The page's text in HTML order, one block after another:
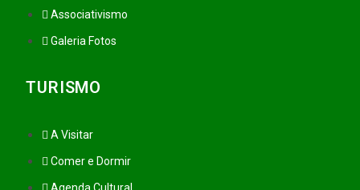
Associativismo
Galeria Fotos
TURISMO
A Visitar
Comer e Dormir